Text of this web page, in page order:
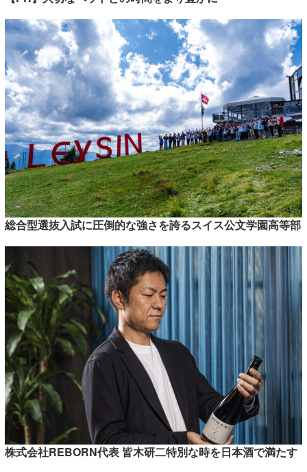
総合型選抜入試に圧倒的な強さを誇るスイス公文学園高等部
株式会社REBORN代表 皆木研二特別な時を日本酒で満たす